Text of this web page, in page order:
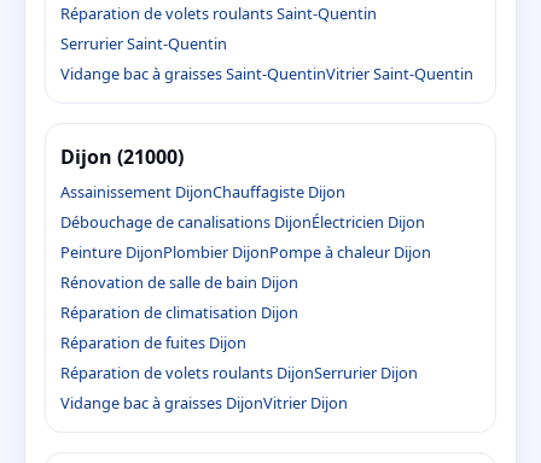
Réparation de volets roulants Saint-Quentin
Serrurier Saint-Quentin
Vidange bac à graisses Saint-QuentinVitrier Saint-Quentin
Dijon (21000)
Assainissement DijonChauffagiste Dijon
Débouchage de canalisations DijonÉlectricien Dijon
Peinture DijonPlombier DijonPompe à chaleur Dijon
Rénovation de salle de bain Dijon
Réparation de climatisation Dijon
Réparation de fuites Dijon
Réparation de volets roulants DijonSerrurier Dijon
Vidange bac à graisses DijonVitrier Dijon